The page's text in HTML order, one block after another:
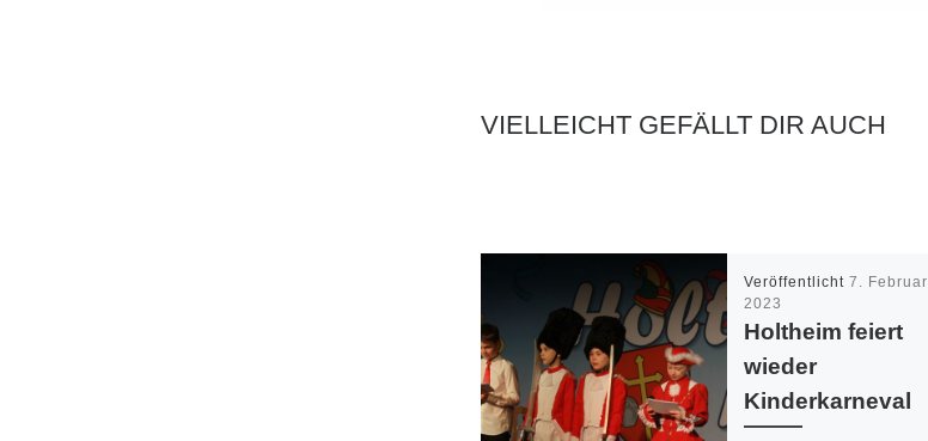
VIELLEICHT GEFÄLLT DIR AUCH
Veröffentlicht7. Februar
2023
Holtheim feiert
wieder
Kinderkarneval